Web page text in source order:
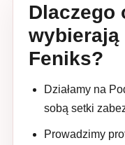
Dlaczego
wybierają
Feniks?
Działamy na
sobą setki
Prowadzimy